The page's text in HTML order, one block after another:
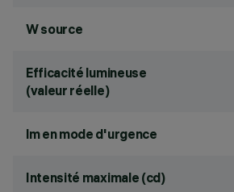
W source
Efficacité lumineuse
(valeur réelle)
lm en mode d'urgence
Intensité maximale (cd)